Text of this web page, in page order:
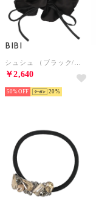
BIBI
￥2,640
50% 20